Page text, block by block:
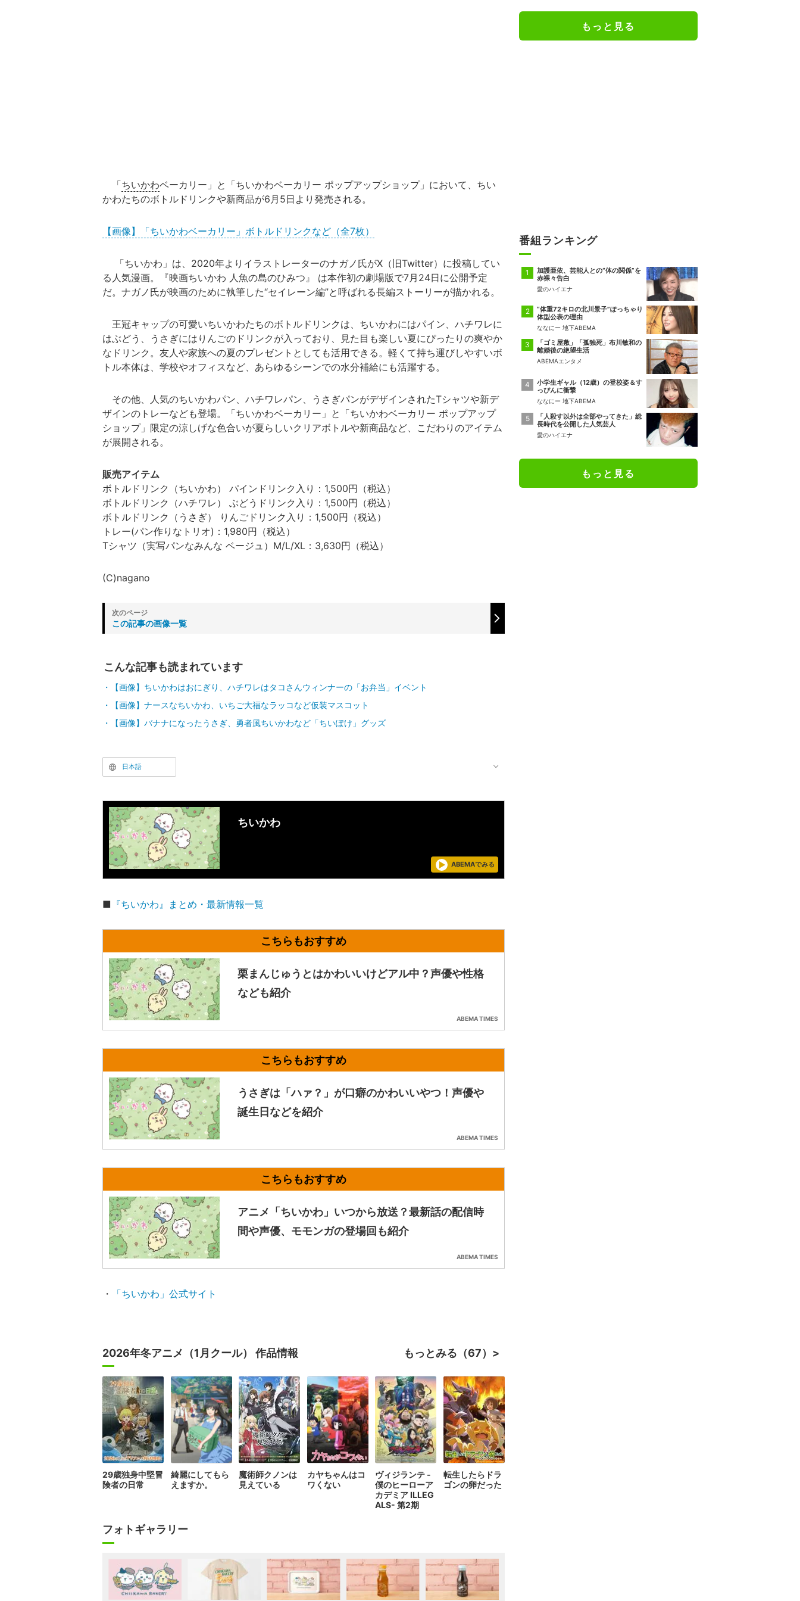
「ちいかわベーカリー」と「ちいかわベーカリー ポップアップショップ」において、ちい
かわたちのボトルドリンクや新商品が6月5日より発売される。
【画像】「ちいかわベーカリー」ボトルドリンクなど（全7枚）
「ちいかわ」は、2020年よりイラストレーターのナガノ氏がX（旧Twitter）に投稿してい
る人気漫画。『映画ちいかわ 人魚の島のひみつ』 は本作初の劇場版で7月24日に公開予定
だ。ナガノ氏が映画のために執筆した“セイレーン編”と呼ばれる長編ストーリーが描かれる。
王冠キャップの可愛いちいかわたちのボトルドリンクは、ちいかわにはパイン、ハチワレに
はぶどう、うさぎにはりんごのドリンクが入っており、見た目も楽しい夏にぴったりの爽やか
なドリンク。友人や家族への夏のプレゼントとしても活用できる。軽くて持ち運びしやすいボ
トル本体は、学校やオフィスなど、あらゆるシーンでの水分補給にも活躍する。
その他、人気のちいかわパン、ハチワレパン、うさぎパンがデザインされたTシャツや新デ
ザインのトレーなども登場。「ちいかわベーカリー」と「ちいかわベーカリー ポップアップ
ショップ」限定の涼しげな色合いが夏らしいクリアボトルや新商品など、こだわりのアイテム
が展開される。
販売アイテム
ボトルドリンク（ちいかわ） パインドリンク入り：1,500円（税込）
ボトルドリンク（ハチワレ） ぶどうドリンク入り：1,500円（税込）
ボトルドリンク（うさぎ） りんごドリンク入り：1,500円（税込）
トレー(パン作りなトリオ)：1,980円（税込）
Tシャツ（実写パンなみんな ベージュ）M/L/XL：3,630円（税込）
(C)nagano
この記事の画像一覧
こんな記事も読まれています
【画像】ちいかわはおにぎり、ハチワレはタコさんウィンナーの「お弁当」イベント
【画像】ナースなちいかわ、いちご大福なラッコなど仮装マスコット
【画像】バナナになったうさぎ、勇者風ちいかわなど「ちいぽけ」グッズ
日本語
ちいかわ
ABEMAでみる
■ 『ちいかわ』まとめ・最新情報一覧
栗まんじゅうとはかわいいけどアル中？声優や性格
なども紹介
ABEMA TIMES
うさぎは「ハァ？」が口癖のかわいいやつ！声優や
誕生日などを紹介
ABEMA TIMES
アニメ「ちいかわ」いつから放送？最新話の配信時
間や声優、モモンガの登場回も紹介
ABEMA TIMES
・ 「ちいかわ」公式サイト
2026年冬アニメ（1月クール） 作品情報 もっとみる（67）
29歳独身中堅冒
険者の日常
綺麗にしてもら
えますか。
魔術師クノンは
見えている
カヤちゃんはコ
ワくない
ヴィジランテ -
僕のヒーローア
カデミア ILLEG
ALS- 第2期
転生したらドラ
ゴンの卵だった
フォトギャラリー
もっと見る
番組ランキング
加護亜依、芸能人との“体の関係”を
赤裸々告白
愛のハイエナ
“体重72キロの北川景子”ぽっちゃり
体型公表の理由
ななにー 地下ABEMA
「ゴミ屋敷」「孤独死」布川敏和の
離婚後の絶望生活
ABEMAエンタメ
小学生ギャル（12歳）の登校姿＆す
っぴんに衝撃
ななにー 地下ABEMA
「人殺す以外は全部やってきた」総
長時代を公開した人気芸人
愛のハイエナ
もっと見る